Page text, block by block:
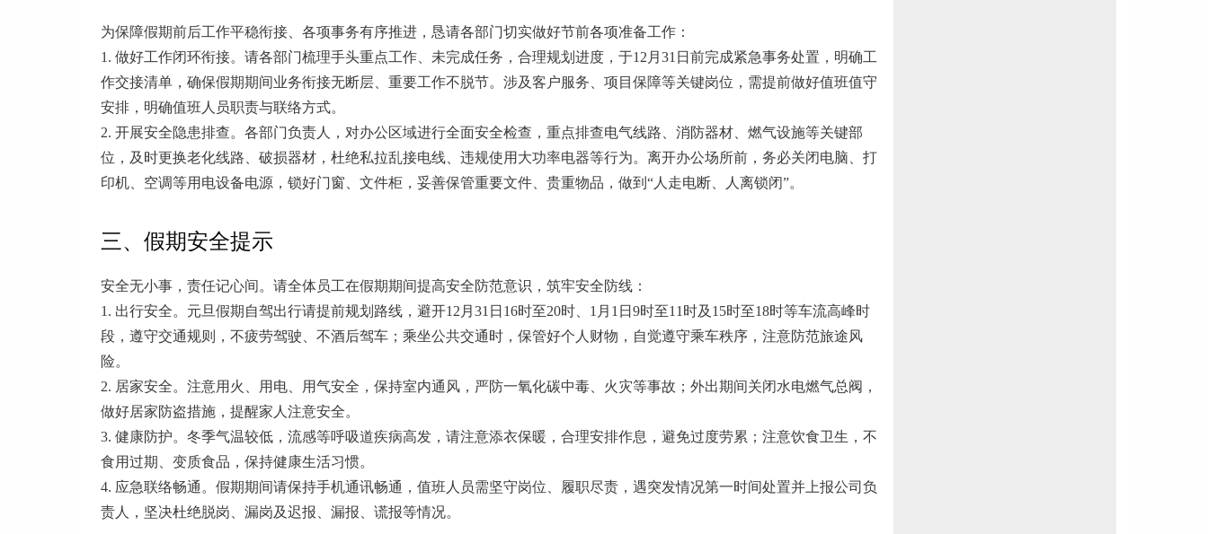
为保障假期前后工作平稳衔接、各项事务有序推进，恳请各部门切实做好节前各项准备工作：
1. 做好工作闭环衔接。请各部门梳理手头重点工作、未完成任务，合理规划进度，于12月31日前完成紧急事务处置，明确工
作交接清单，确保假期期间业务衔接无断层、重要工作不脱节。涉及客户服务、项目保障等关键岗位，需提前做好值班值守
安排，明确值班人员职责与联络方式。
2. 开展安全隐患排查。各部门负责人，对办公区域进行全面安全检查，重点排查电气线路、消防器材、燃气设施等关键部
位，及时更换老化线路、破损器材，杜绝私拉乱接电线、违规使用大功率电器等行为。离开办公场所前，务必关闭电脑、打
印机、空调等用电设备电源，锁好门窗、文件柜，妥善保管重要文件、贵重物品，做到“人走电断、人离锁闭”。
三、假期安全提示
安全无小事，责任记心间。请全体员工在假期期间提高安全防范意识，筑牢安全防线：
1. 出行安全。元旦假期自驾出行请提前规划路线，避开12月31日16时至20时、1月1日9时至11时及15时至18时等车流高峰时
段，遵守交通规则，不疲劳驾驶、不酒后驾车；乘坐公共交通时，保管好个人财物，自觉遵守乘车秩序，注意防范旅途风
险。
2. 居家安全。注意用火、用电、用气安全，保持室内通风，严防一氧化碳中毒、火灾等事故；外出期间关闭水电燃气总阀，
做好居家防盗措施，提醒家人注意安全。
3. 健康防护。冬季气温较低，流感等呼吸道疾病高发，请注意添衣保暖，合理安排作息，避免过度劳累；注意饮食卫生，不
食用过期、变质食品，保持健康生活习惯。
4. 应急联络畅通。假期期间请保持手机通讯畅通，值班人员需坚守岗位、履职尽责，遇突发情况第一时间处置并上报公司负
责人，坚决杜绝脱岗、漏岗及迟报、漏报、谎报等情况。